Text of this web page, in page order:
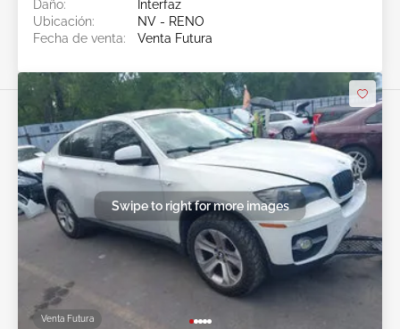
Daño:
Interfaz
Ubicación:
NV - RENO
Fecha de venta:
Venta Futura
Venta Futura
Swipe to right for more images